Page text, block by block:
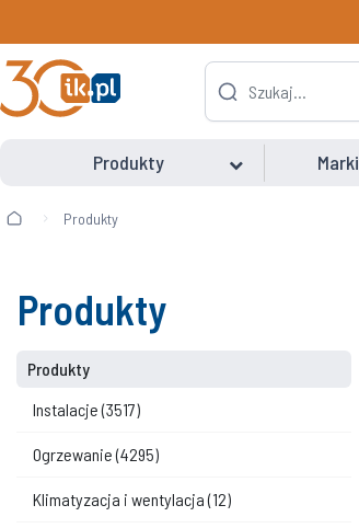
Produkty Marki
Produkty
Produkty
Produkty
Instalacje(3517)
Ogrzewanie(4295)
Klimatyzacja i wentylacja(12)